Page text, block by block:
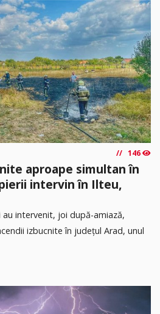
146
aproape simultan în
intervin în Ilteu,
intervenit, joi după-amiază,
izbucnite în județul Arad, unul